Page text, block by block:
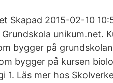
Skapad 2015-02-10
unikum.net.
bygger på
bygger på kursen
1. Läs mer hos